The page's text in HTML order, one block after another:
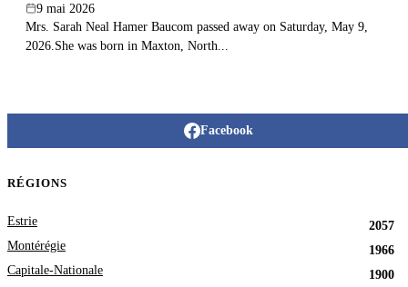
9 mai 2026
Mrs. Sarah Neal Hamer Baucom passed away on Saturday, May 9,
2026.She was born in Maxton, North...
Facebook
RÉGIONS
Estrie
2057
Montérégie
1966
Capitale-Nationale
1900